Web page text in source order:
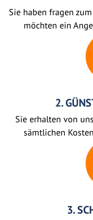
Sie haben fragen
möchten ein
2.
Sie erhalten von
sämtlichen
3.